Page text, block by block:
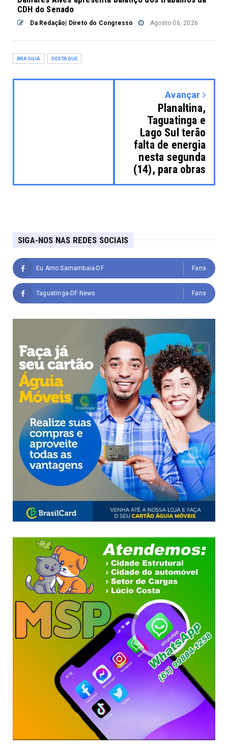
CDH do Senado
Da Redação| Direto do Congresso Agosto 06, 2026
BRASILIA DESTAQUE
Avançar
Planaltina,
Taguatinga e
Lago Sul terão
falta de energia
nesta segunda
(14), para obras
SIGA-NOS NAS REDES SOCIAIS
Eu Amo Samambaia-DF Fans
Taguatinga-DF News Fans